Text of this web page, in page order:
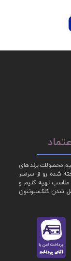
محصولات برند های
شده رو از سراسر
مناسب تهیه کنیم و
شدن کلکسیونتون